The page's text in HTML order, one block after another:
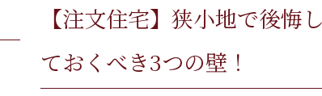
【注文住宅】狭小地で後悔
ておくべき3つの壁！